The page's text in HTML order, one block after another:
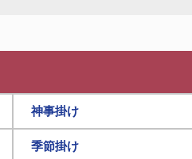
神事掛け
季節掛け